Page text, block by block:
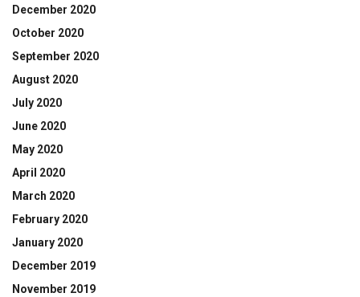
December 2020
October 2020
September 2020
August 2020
July 2020
June 2020
May 2020
April 2020
March 2020
February 2020
January 2020
December 2019
November 2019